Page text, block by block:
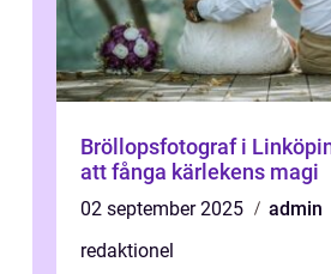
Bröllopsfotograf i
att fånga kärlekens magi
02 september 2025
admin
redaktionel